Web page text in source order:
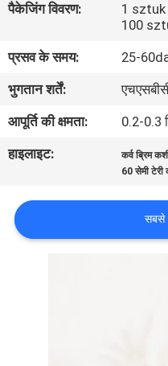
गुणवत्ता
नियंत्रण
संपर्क
करें
मामलों
पैकेजिंग विवरण:
1 sztuk
100
प्रसव के समय:
25-
भुगतान शर्तें:
आपूर्ति की क्षमता:
0.2-0.3
हाइलाइट:
कर्व ब्रिम
60 सेमी टेरी
सबसे